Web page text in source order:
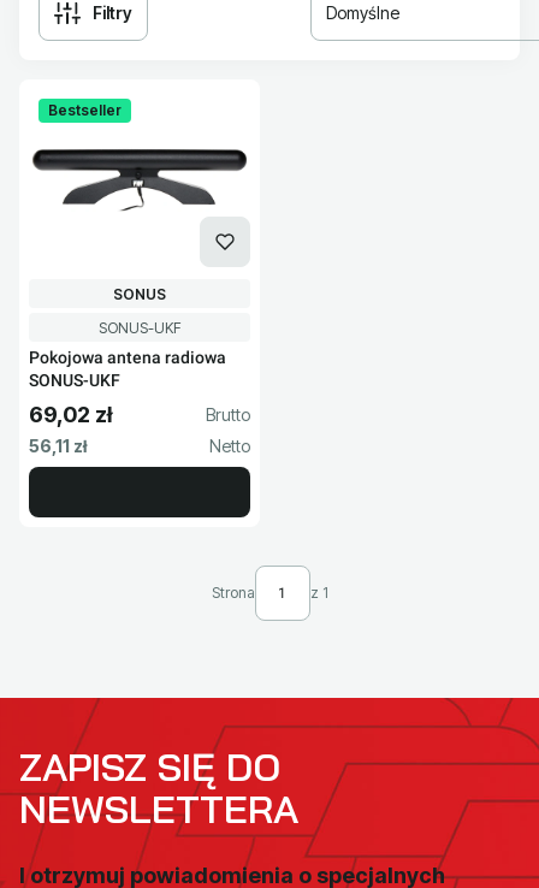
Filtry Domyślne
Bestseller
Kod produktu
SONUS-UKF
Pokojowa antena radiowa
SONUS-UKF
PRODUCENT
SONUS
Cena brutto
69,02 zł
Cena netto
56,11 zł
Strona z 1
ZAPISZ SIĘ DO
NEWSLETTERA
I otrzymuj powiadomienia o specjalnych